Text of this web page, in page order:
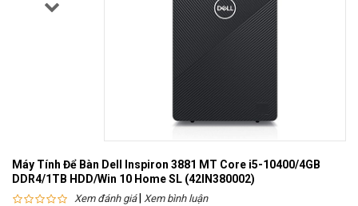
Máy Tính Để Bàn Dell Inspiron 3881 MT Core i5-10400/4GB
DDR4/1TB HDD/Win 10 Home SL (42IN380002)
Xem đánh giá| Xem bình luận